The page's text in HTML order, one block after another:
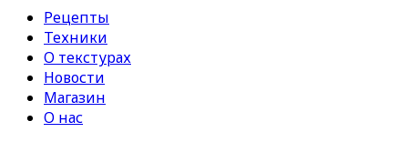
Рецепты
Техники
О текстурах
Новости
Магазин
О нас